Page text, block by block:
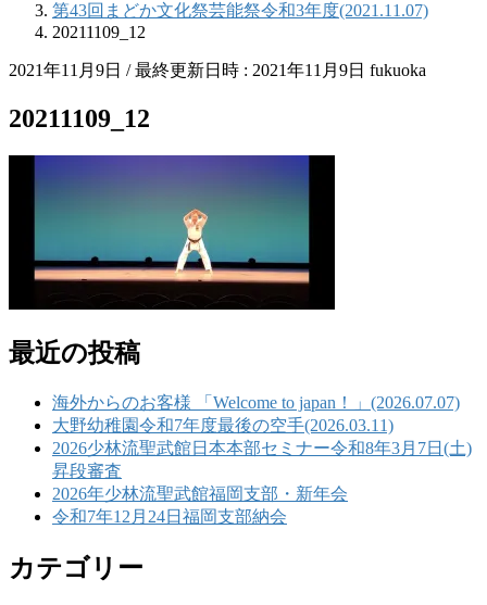
第43回まどか文化祭芸能祭令和3年度(2021.11.07)
20211109_12
2021年11月9日 / 最終更新日時 : 2021年11月9日 fukuoka
20211109_12
最近の投稿
海外からのお客様 「Welcome to japan！」(2026.07.07)
大野幼稚園令和7年度最後の空手(2026.03.11)
2026少林流聖武館日本本部セミナー令和8年3月7日(土)
昇段審査
2026年少林流聖武館福岡支部・新年会
令和7年12月24日福岡支部納会
カテゴリー